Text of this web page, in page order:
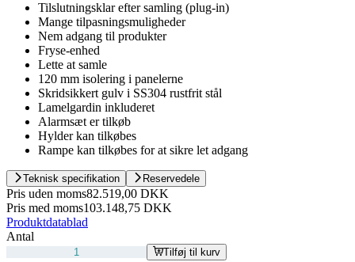
Tilslutningsklar efter samling (plug-in)
Mange tilpasningsmuligheder
Nem adgang til produkter
Fryse-enhed
Lette at samle
120 mm isolering i panelerne
Skridsikkert gulv i SS304 rustfrit stål
Lamelgardin inkluderet
Alarmsæt er tilkøb
Hylder kan tilkøbes
Rampe kan tilkøbes for at sikre let adgang
Teknisk specifikation Reservedele
Pris uden moms82.519,00 DKK
Pris med moms103.148,75 DKK
Produktdatablad
Antal
Tilføj til kurv